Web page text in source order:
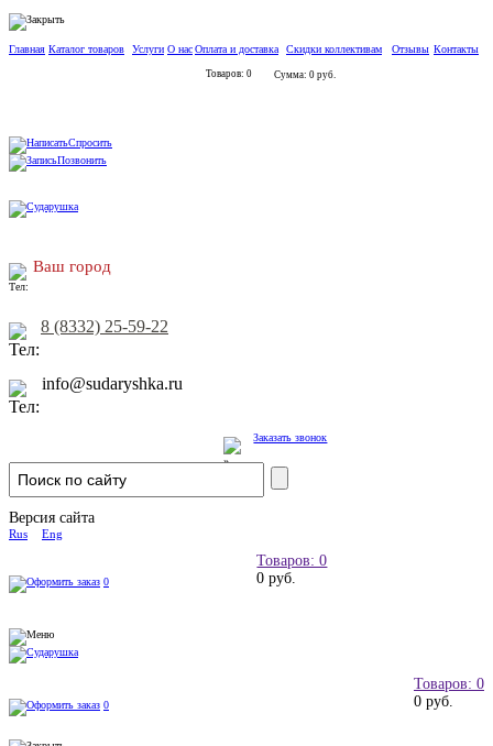
Главная Каталог товаров Услуги О насОплата и доставка Скидки коллективам Отзывы Контакты
Товаров: 0 Сумма: 0 руб.
Спросить
Позвонить
Ваш город
8 (8332) 25-59-22
info@sudaryshka.ru
Заказать звонок
Версия сайта
Rus Eng
Товаров: 0
0 руб.
0
Товаров: 0
0 руб.
0